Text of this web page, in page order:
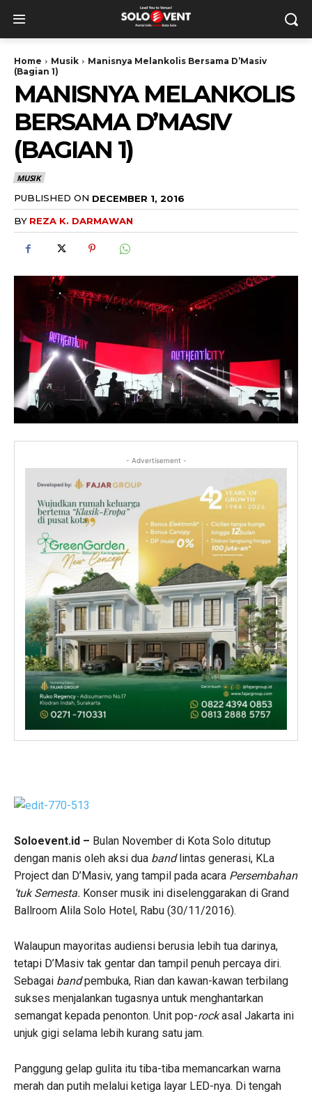
Home Musik
Manisnya Melankolis Bersama D’Masiv
(Bagian 1)
MANISNYA MELANKOLIS
BERSAMA D’MASIV
(BAGIAN 1)
MUSIK
PUBLISHED ON DECEMBER 1, 2016
BY REZA K. DARMAWAN
- Advertisement -
Soloevent.id – Bulan November di Kota Solo ditutup
dengan manis oleh aksi dua band lintas generasi, KLa
Project dan D’Masiv, yang tampil pada acara Persembahan
‘tuk Semesta. Konser musik ini diselenggarakan di Grand
Ballroom Alila Solo Hotel, Rabu (30/11/2016).
Walaupun mayoritas audiensi berusia lebih tua darinya,
tetapi D’Masiv tak gentar dan tampil penuh percaya diri.
Sebagai bandpembuka, Rian dan kawan-kawan terbilang
sukses menjalankan tugasnya untuk menghantarkan
semangat kepada penonton. Unit pop-rockasal Jakarta ini
unjuk gigi selama lebih kurang satu jam.
Panggung gelap gulita itu tiba-tiba memancarkan warna
merah dan putih melalui ketiga layar LED-nya. Di tengah